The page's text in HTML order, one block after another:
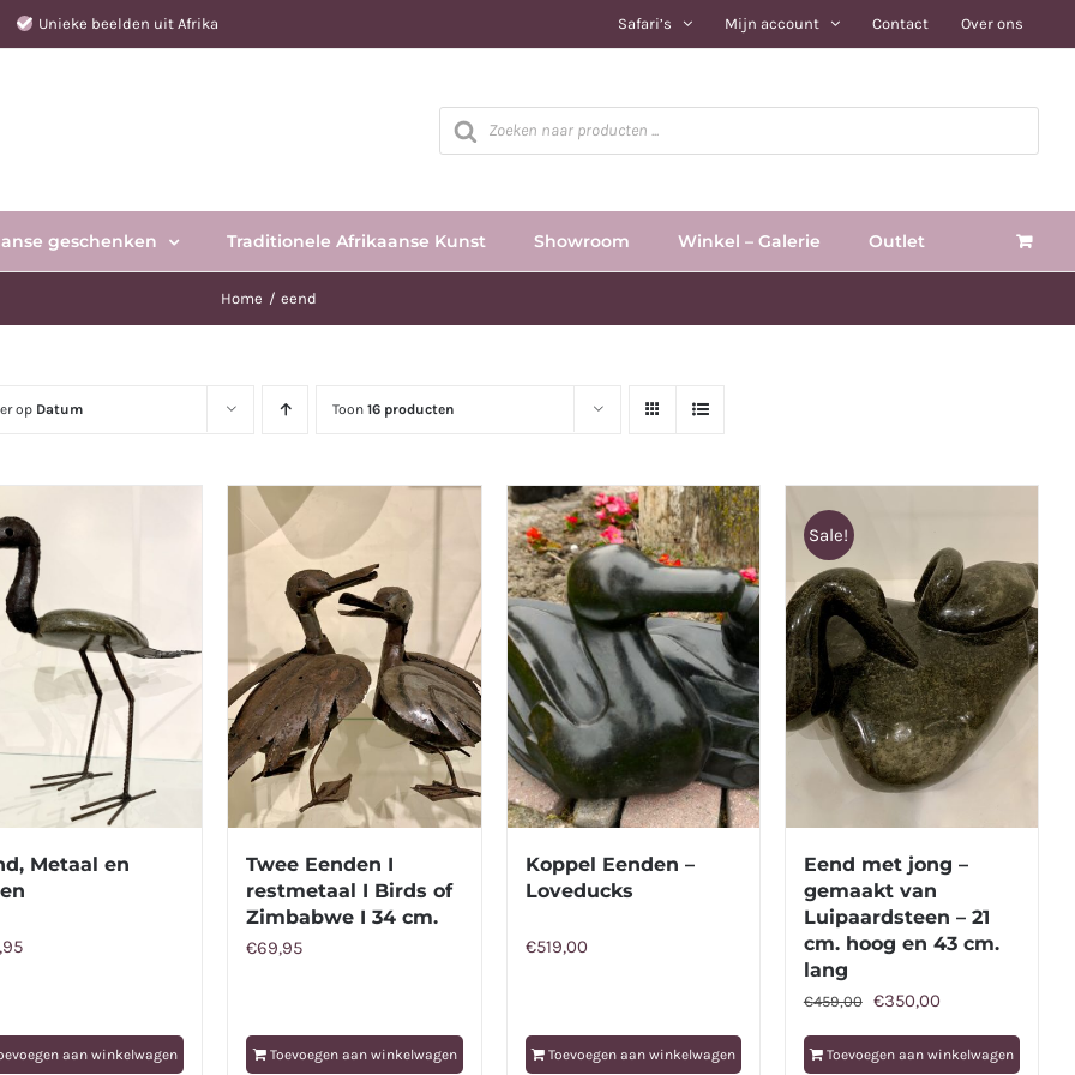
Unieke beelden uit Afrika Safari’s Mijn account Contact Over ons
Producten
zoeken
geschenken Traditionele Afrikaanse Kunst Showroom Winkel – Galerie Outlet
Home eend
op Datum Toon16 producten
Metaal en
aan winkelwagen
Twee Eenden I
restmetaal I Birds of
Zimbabwe I 34 cm.
€69,95
Toevoegen aan winkelwagen
Koppel Eenden –
Loveducks
€519,00
Toevoegen aan winkelwagen
Sale!
Eend met jong –
gemaakt van
Luipaardsteen – 21
cm. hoog en 43 cm.
lang
€459,00
Oorspronkelijke
prijs
was:
€350,00Huidige
prijs
is:
Toevoegen aan winkelwagen